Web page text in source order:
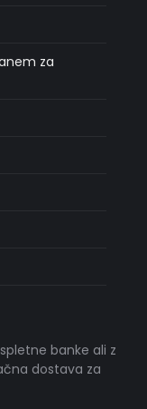
za
banke ali z
dostava za